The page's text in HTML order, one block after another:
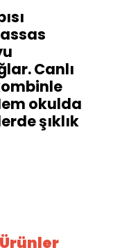
Canlı
okulda
şıklık